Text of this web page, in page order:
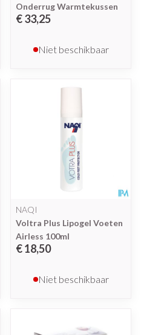
Onderrug Warmtekussen
€ 33,25
Niet beschikbaar
NAQI
Voltra Plus Lipogel Voeten
Airless 100ml
€ 18,50
Niet beschikbaar